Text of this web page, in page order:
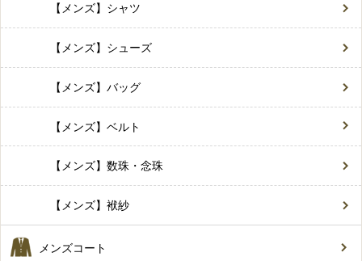
【メンズ】シャツ
【メンズ】シューズ
【メンズ】バッグ
【メンズ】ベルト
【メンズ】数珠・念珠
【メンズ】袱紗
メンズコート